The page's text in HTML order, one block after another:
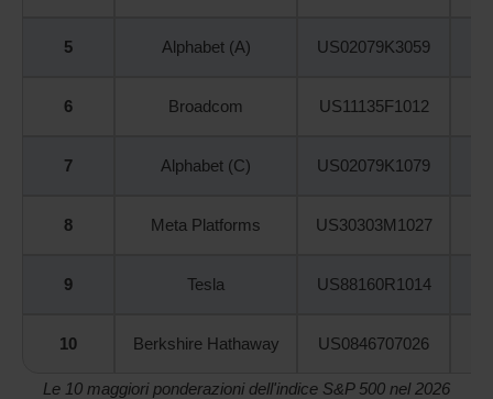
5 Alphabet (A) US02079K3059
6 Broadcom US11135F1012
7 Alphabet (C) US02079K1079
8 Meta Platforms US30303M1027
9 Tesla US88160R1014
10 Berkshire Hathaway US0846707026
Le 10 maggiori ponderazioni dell'indice S&P 500 nel 2026